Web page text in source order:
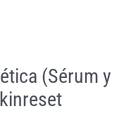
(Sérum y